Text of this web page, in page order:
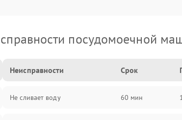
посудомоечной
Неисправности Срок
Не сливает воду 60 мин